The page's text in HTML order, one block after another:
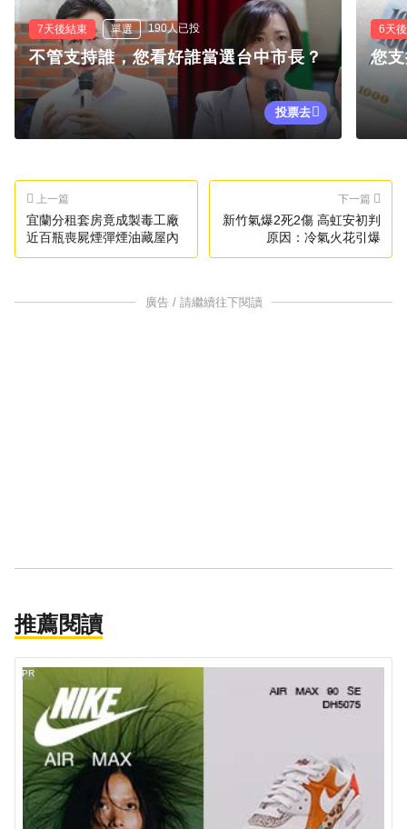
7天後結束 單選 190人已投
不管支持誰，您看好誰當選台中市長？
投票去
6天
您
上一篇
宜蘭分租套房竟成製毒工廠
近百瓶喪屍煙彈煙油藏屋內
下一篇
新竹氣爆2死2傷 高虹安初判
原因：冷氣火花引爆
廣告 / 請繼續往下閱讀
推薦閱讀
PR